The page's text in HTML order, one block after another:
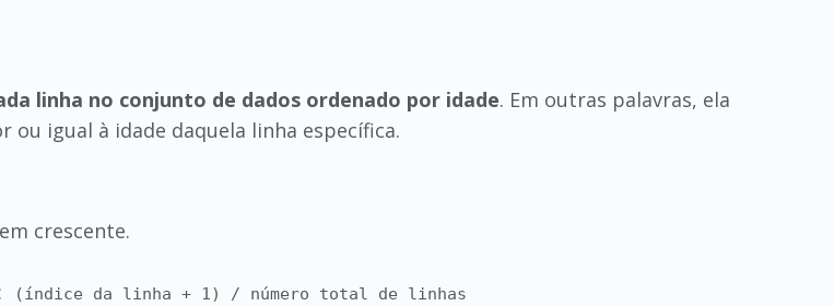
linha no conjunto de dados ordenado por idade. Em outras palavras, ela
igual à idade daquela linha específica.
crescente.
(índice da linha + 1) / número total de linhas